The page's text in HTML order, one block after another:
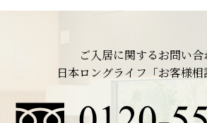
ご入居に関するお問い
日本ロングライフ「お客様